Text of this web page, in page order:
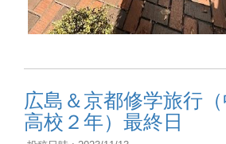
広島＆京都修学旅行（
高校２年）最終日